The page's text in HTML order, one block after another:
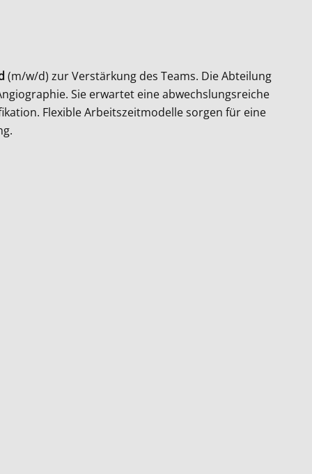
(m/w/d) zur Verstärkung des Teams. Die Abteilung
Sie erwartet eine abwechslungsreiche
Flexible Arbeitszeitmodelle sorgen für eine